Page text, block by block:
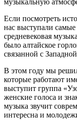
музыкальную
Если посмотреть
нас выступали
средневековая
было алтайское
связанной с
В этом году мы
которые работают
выступит группа
женские голоса и
музыка звучит
интересна и